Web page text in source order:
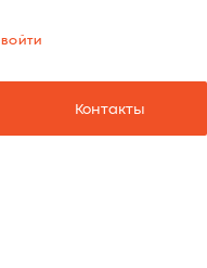
ВОЙТИ
Контакты